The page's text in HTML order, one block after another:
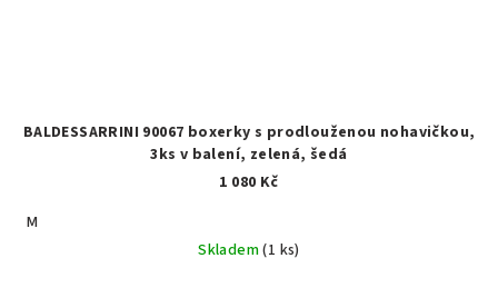
BALDESSARRINI 90067 boxerky s prodlouženou nohavičkou,
3ks v balení, zelená, šedá
1 080 Kč
M
Skladem(1 ks)